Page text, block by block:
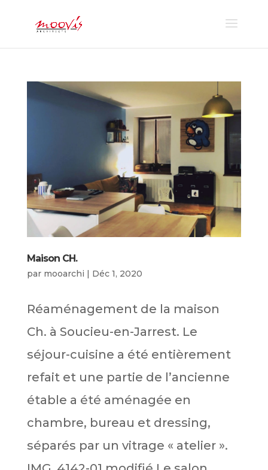
Maison CH.
par mooarchi | Déc 1, 2020
Réaménagement de la maison
Ch. à Soucieu-en-Jarrest. Le
séjour-cuisine a été entièrement
refait et une partie de l’ancienne
étable a été aménagée en
chambre, bureau et dressing,
séparés par un vitrage « atelier ».